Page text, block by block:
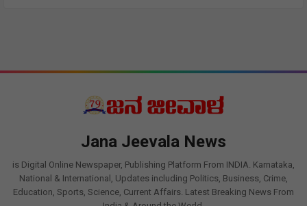
Jana Jeevala News
is Digital Online Newspaper, Publishing Platform From INDIA. Karnataka,
National & International, Updates including Politics, Business, Crime,
Education, Sports, Science, Current Affairs. Latest Breaking News From